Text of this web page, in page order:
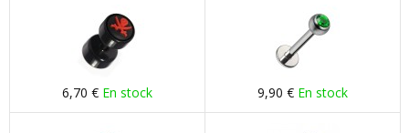
6,70 € En stock 9,90 € En stock